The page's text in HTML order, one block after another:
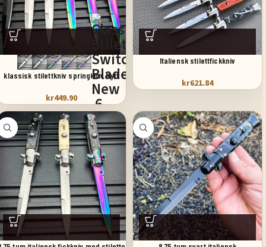
klassisk stilettkniv springkniv Nytt
kr449.90
Italiensk stilettfickkniv
kr621.84